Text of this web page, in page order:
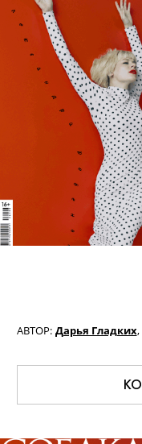
АВТОР: Дарья Гладких,